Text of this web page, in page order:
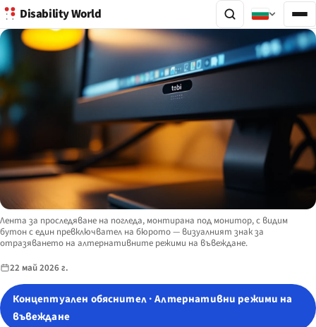
Disability World
Image description:
Лента за проследяване на погледа, монтирана под монитор, с видим
бутон с един превключвател на бюрото — визуалният знак за
отразяването на алтернативните режими на въвеждане.
22 май 2026 г.
Концептуален обяснител · Алтернативни режими на
въвеждане